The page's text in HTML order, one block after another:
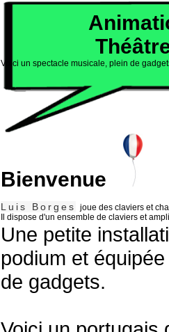
Voici un spectacle musicale, plein de
Bienvenue
Luis Borges
joue des claviers et
Il dispose d'un ensemble de claviers et
Une petite
podium et
de gadgets.